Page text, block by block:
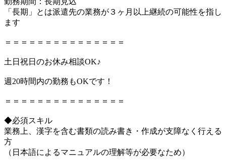
「長期」とは派遣先の業務が３ヶ月以上継続の可能性を指し
ます
＝＝＝＝＝＝＝＝＝＝＝＝＝＝＝
土日祝日のお休み相談OK♪
週20時間内の勤務もOKです！
＝＝＝＝＝＝＝＝＝＝＝＝＝＝＝
◆必須スキル
業務上、漢字を含む書類の読み書き・作成が支障なく行える
方
（日本語によるマニュアルの理解等が必要なため）